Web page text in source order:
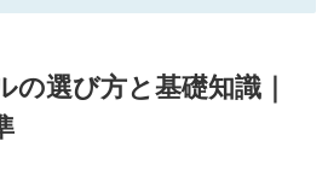
の選び方と基礎知識｜